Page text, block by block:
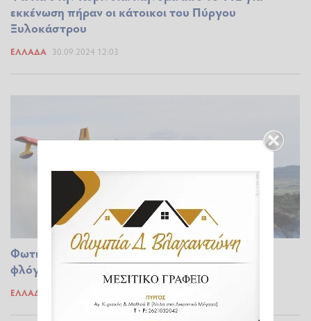
εκκένωση πήραν οι κάτοικοι του Πύργου
Ξυλοκάστρου
ΕΛΛΆΔΑ 30.09.2024 12:03
Φωτιά στο Ρέθυμνο: Οι άνεμοι φουντώνουν τις
φλόγες - Μάχη για να σωθούν οικισμοί (upd)
ΕΛΛΆΔΑ